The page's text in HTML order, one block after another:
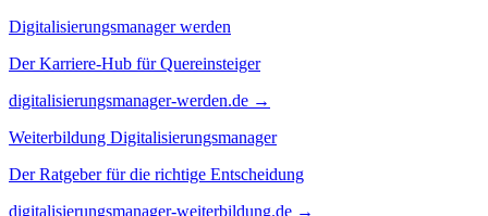
Digitalisierungsmanager werden
Der Karriere-Hub für Quereinsteiger
digitalisierungsmanager-werden.de →
Weiterbildung Digitalisierungsmanager
Der Ratgeber für die richtige Entscheidung
digitalisierungsmanager-weiterbildung.de →